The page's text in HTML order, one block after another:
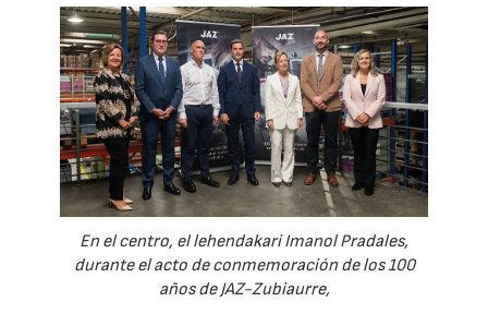
En el centro, el lehendakari Imanol Pradales,
durante el acto de conmemoración de los 100
años de JAZ-Zubiaurre,